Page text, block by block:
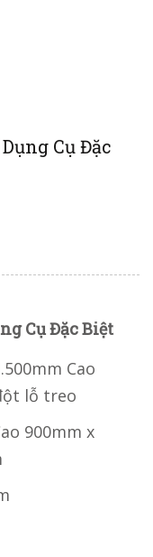
Cụ Đặc
Cụ Đặc Biệt
Cao
lỗ treo
900mm x